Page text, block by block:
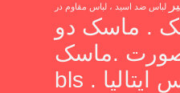
لباس ضد اسید ، لباس مقاوم در
. ماسک دو
صورت .ماسک
نیم صورت . بی ال اس ایتالیا . bls